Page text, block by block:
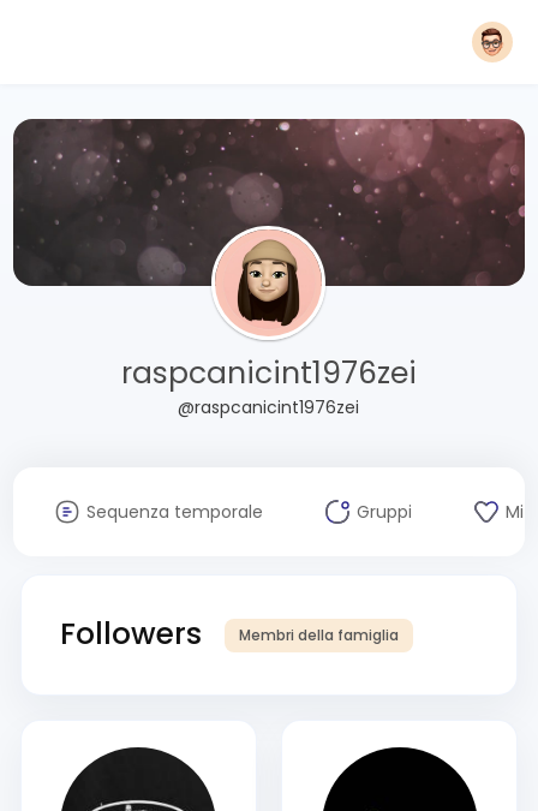
raspcanicint1976zei
@raspcanicint1976zei
Sequenza temporale Gruppi Mi
Followers Membri della famiglia